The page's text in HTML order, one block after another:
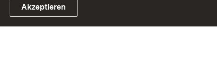
Link zum Landesportal
Akzeptieren